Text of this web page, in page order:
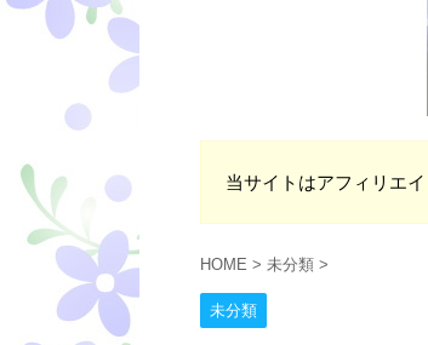
当サイトはアフィリエ
HOME > 未分類 >
未分類